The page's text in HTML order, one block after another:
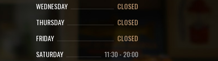
WEDNESDAY
CLOSED
THURSDAY
CLOSED
FRIDAY
CLOSED
SATURDAY
11:30- 20:00